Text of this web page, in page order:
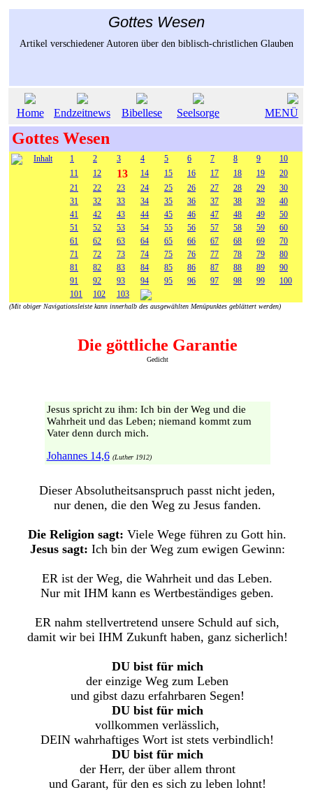
Gottes Wesen
Artikel verschiedener Autoren über den biblisch-christlichen Glauben
Home Endzeitnews Bibellese Seelsorge MENÜ
Gottes Wesen
Inhalt 1 2 3 4 5 6 7 8 9
10
11
12 13 14 15 16 17 18 19
20
21
22 23 24 25 26 27 28 29
30
31
32 33 34 35 36 37 38 39
40
41
42 43 44 45 46 47 48 49
50
51
52 53 54 55 56 57 58 59
60
61
62 63 64 65 66 67 68 69
70
71
72 73 74 75 76 77 78 79
80
81
82 83 84 85 86 87 88 89
90
91
92 93 94 95 96 97 98 99
100
101
102 103
(Mit obiger Navigationsleiste kann innerhalb des ausgewählten Menüpunktes geblättert werden)
Die göttliche Garantie
Gedicht
Jesus spricht zu ihm: Ich bin der Weg und die
Wahrheit und das Leben; niemand kommt zum
Vater denn durch mich.
Johannes 14,6 (Luther 1912)
Dieser Absolutheitsanspruch passt nicht jeden,
nur denen, die den Weg zu Jesus fanden.
Die Religion sagt: Viele Wege führen zu Gott hin.
Jesus sagt: Ich bin der Weg zum ewigen Gewinn:
ER ist der Weg, die Wahrheit und das Leben.
Nur mit IHM kann es Wertbeständiges geben.
ER nahm stellvertretend unsere Schuld auf sich,
damit wir bei IHM Zukunft haben, ganz sicherlich!
DU bist für mich
der einzige Weg zum Leben
und gibst dazu erfahrbaren Segen!
DU bist für mich
vollkommen verlässlich,
DEIN wahrhaftiges Wort ist stets verbindlich!
DU bist für mich
der Herr, der über allem thront
und Garant, für den es sich zu leben lohnt!